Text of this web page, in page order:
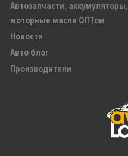
Автозапчасти, аккумуляторы,
моторные масла ОПТом
Новости
Авто блог
Производители